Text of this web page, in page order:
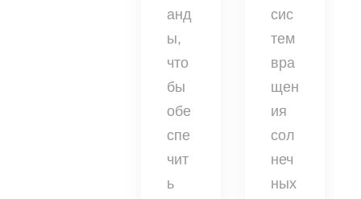
анд
ы,
что
бы
обе
спе
чит
ь
сис
тем
вра
щен
ия
сол
неч
ных